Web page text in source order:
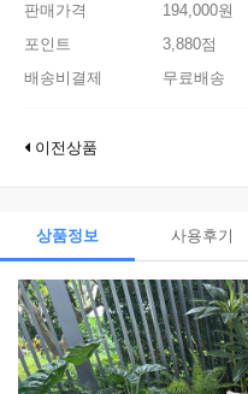
판매가격
194,000원
포인트
3,880점
배송비결제
무료배송
이전상품
상품정보 사용후기